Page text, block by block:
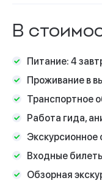
В
Питание: 4
Проживание в
Транспортное
Работа гида,
Экскурсионное
Входные
Обзорная